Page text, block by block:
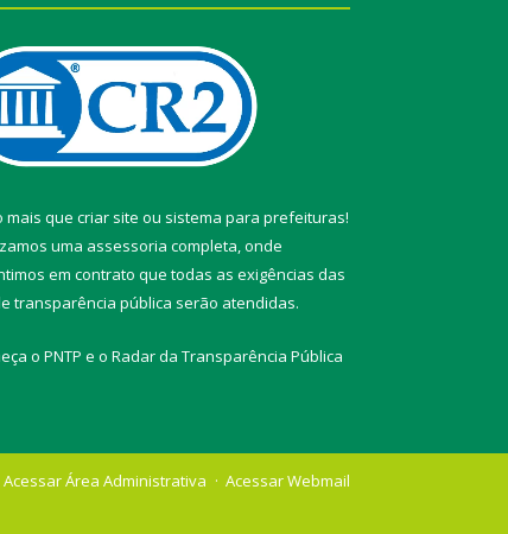
mais que criar site ou sistema para prefeituras!
uma assessoria completa, onde
em contrato que todas as exigências das
transparência pública serão atendidas.
o PNTP e o Radar da Transparência Pública
Acessar Área Administrativa Acessar Webmail